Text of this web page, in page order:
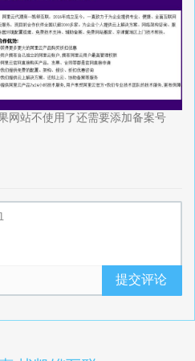
网站不使用了还需要添加备案号
提交评论